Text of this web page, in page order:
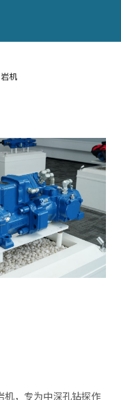
机
机，专为中深孔钻探作